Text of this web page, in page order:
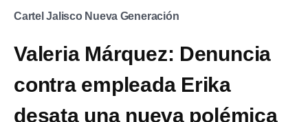
Cartel Jalisco Nueva Generación
Valeria Márquez: Denuncia
contra empleada Erika
desata una nueva polémica